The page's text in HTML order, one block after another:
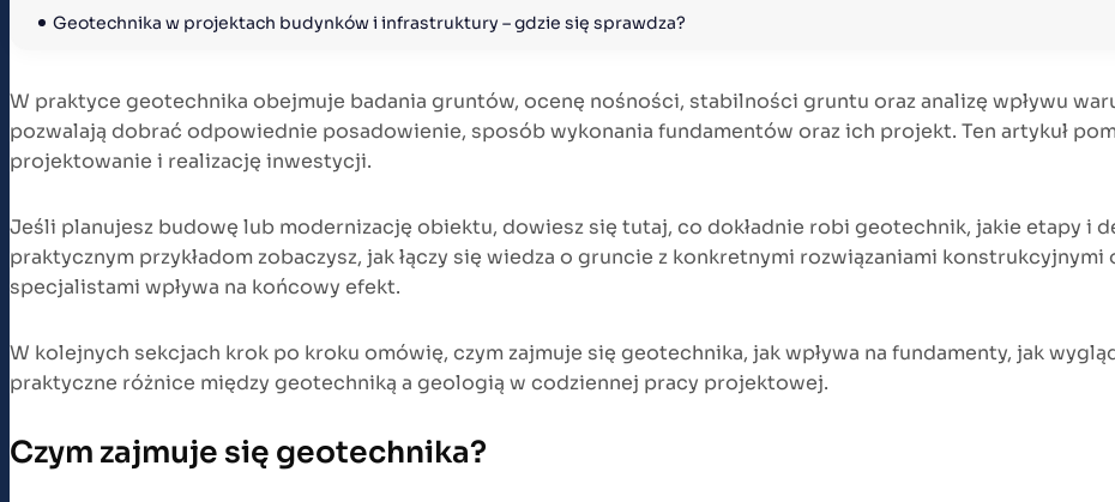
Geotechnika w projektach budynków i infrastruktury – gdzie się sprawdza?
W praktyce geotechnika obejmuje badania gruntów, ocenę nośności, stabilności gruntu oraz analizę wpływu
pozwalają dobrać odpowiednie posadowienie, sposób wykonania fundamentów oraz ich projekt. Ten artykuł
projektowanie i realizację inwestycji.
Jeśli planujesz budowę lub modernizację obiektu, dowiesz się tutaj, co dokładnie robi geotechnik, jakie etapy i
praktycznym przykładom zobaczysz, jak łączy się wiedza o gruncie z konkretnymi rozwiązaniami
specjalistami wpływa na końcowy efekt.
W kolejnych sekcjach krok po kroku omówię, czym zajmuje się geotechnika, jak wpływa na fundamenty, jak
praktyczne różnice między geotechniką a geologią w codziennej pracy projektowej.
Czym zajmuje się geotechnika?